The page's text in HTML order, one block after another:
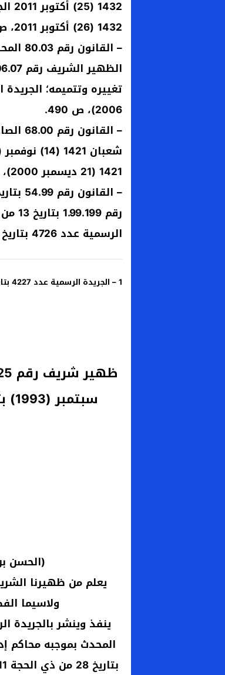
1432 (26) أكتوبر 2011، ص 5228؛
–
2006)، ص 490.
1421 (21 ديسمبر 2000)، ص 3412؛
الرسمية عدد 4726 بتاريخ 5 جمادى الآخرة 1420 (16 سبتمبر 1999)، ص 2283.
1 – الجريدة الرسمية عدد 4227 بتاريخ 18 جمادى الأولى 1414 ( 3 نوفمبر 1993)، ص 2168.
سبتمبر (1993) بتنفيذ القانون رقم 41.90 المحدث بموجبه
(الحسن
يعلم من ظهيرنا
ولاسيما الفصل 26 منه؛ أصدرنا أمرنا
المحدث بموجبه محاكم